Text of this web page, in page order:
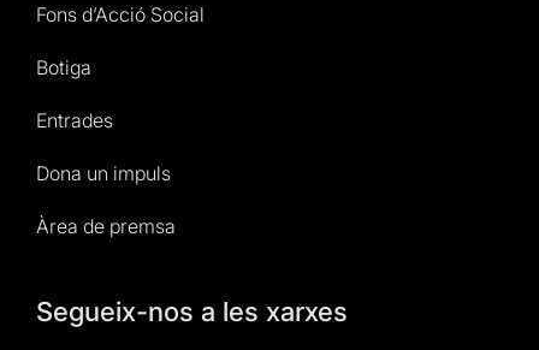
Fons d’Acció Social
Botiga
Entrades
Dona un impuls
Àrea de premsa
Segueix-nos a les xarxes